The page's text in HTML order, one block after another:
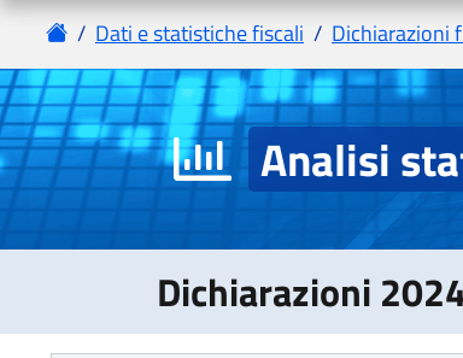
Analisi
Dichiarazioni